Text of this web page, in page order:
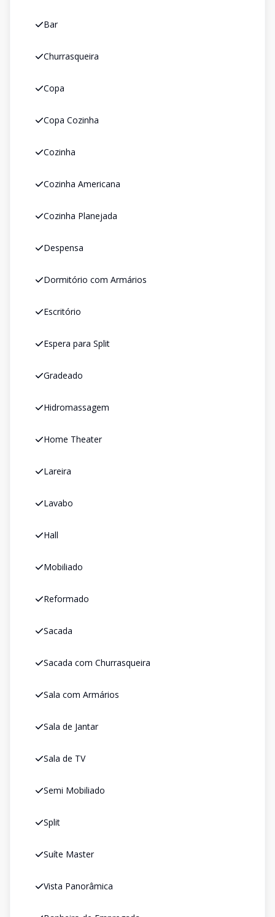
Bar
Churrasqueira
Copa
Copa Cozinha
Cozinha
Cozinha Americana
Cozinha Planejada
Despensa
Dormitório com Armários
Escritório
Espera para Split
Gradeado
Hidromassagem
Home Theater
Lareira
Lavabo
Hall
Mobiliado
Reformado
Sacada
Sacada com Churrasqueira
Sala com Armários
Sala de Jantar
Sala de TV
Semi Mobiliado
Split
Suíte Master
Vista Panorâmica